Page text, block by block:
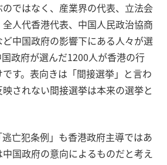
ではなく、産業界の代表、立法会
人代香港代表、中国人民政治協商
中国政府の影響下にある人々が選
政府が選んだ1200人が香港の行
す。表向きは「間接選挙」と言わ
されない間接選挙は本来の選挙と
亡犯条例」も香港政府主導ではあ
国政府の意向によるものだと考え